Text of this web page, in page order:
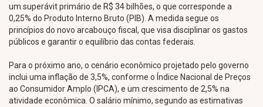
um superávit primário de R$ 34 bilhões, o que corresponde a
0,25% do Produto Interno Bruto (PIB). A medida segue os
princípios do novo arcabouço fiscal, que visa disciplinar os gastos
públicos e garantir o equilíbrio das contas federais.
Para o próximo ano, o cenário econômico projetado pelo governo
inclui uma inflação de 3,5%, conforme o Índice Nacional de Preços
ao Consumidor Amplo (IPCA), e um crescimento de 2,5% na
atividade econômica. O salário mínimo, segundo as estimativas